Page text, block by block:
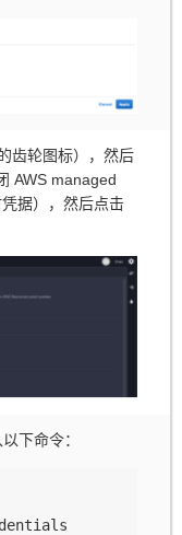
齿轮图标），然后
AWS managed
据），然后点击
下命令：